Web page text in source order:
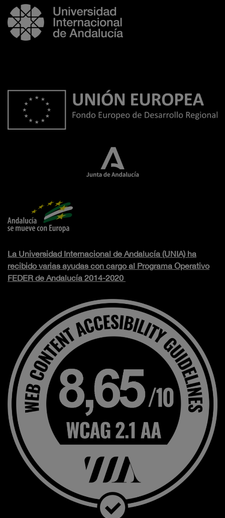
La Universidad Internacional de Andalucía (UNIA) ha
recibido varias ayudas con cargo al Programa Operativo
FEDER de Andalucía 2014-2020